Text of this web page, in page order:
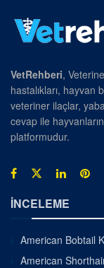
VetRehberi,
hastalıkları, hayvan
veteriner ilaçlar,
cevap ile
platformudur.
İNCELEME
American Bobtail
American